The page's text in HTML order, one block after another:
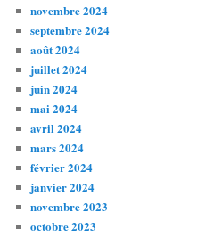
novembre 2024
septembre 2024
août 2024
juillet 2024
juin 2024
mai 2024
avril 2024
mars 2024
février 2024
janvier 2024
novembre 2023
octobre 2023